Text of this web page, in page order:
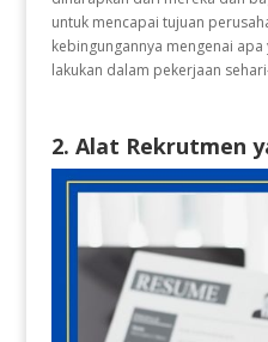
untuk mencapai tujuan
kebingungannya mengenai
lakukan dalam pekerjaan
2. Alat Rekrutmen